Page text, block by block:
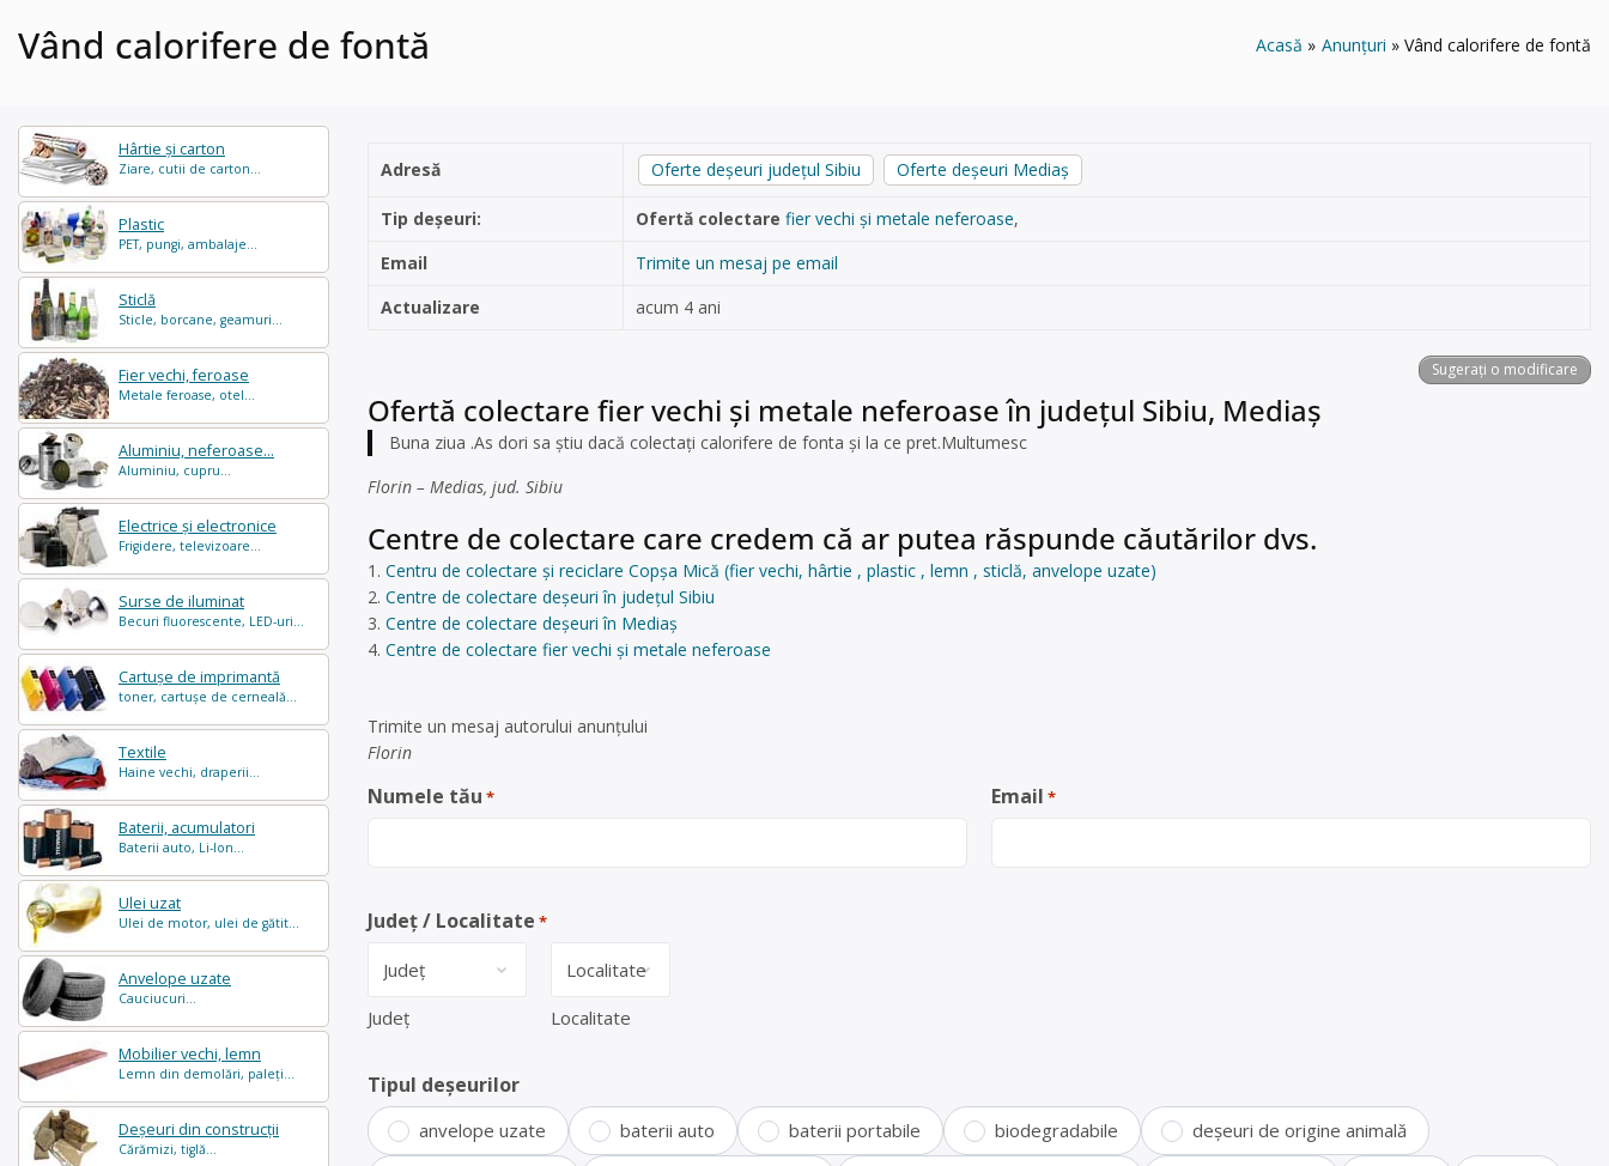
Vând calorifere de fontă Acasă Anunțuri Vând calorifere de fontă
Hârtie și carton
Ziare, cutii de carton...
Plastic
PET, pungi, ambalaje...
Sticlă
Sticle, borcane, geamuri...
Fier vechi, feroase
Metale feroase, otel...
Aluminiu, neferoase...
Aluminiu, cupru...
Electrice și electronice
Frigidere, televizoare...
Surse de iluminat
Becuri fluorescente, LED-uri...
Cartușe de imprimantă
toner, cartușe de cerneală...
Textile
Haine vechi, draperii...
Baterii, acumulatori
Baterii auto, Li-Ion...
Ulei uzat
Ulei de motor, ulei de gătit...
Anvelope uzate
Cauciucuri...
Mobilier vechi, lemn
Lemn din demolări, paleți...
Deșeuri din construcții
Cărămizi, tiglă...
Adresă Oferte deșeuri județul Sibiu Oferte deșeuri Mediaș
Tip deșeuri: Ofertă colectare fier vechi și metale neferoase,
Email
Trimite un mesaj pe email
Actualizare
acum 4 ani
Sugerați o modificare
Ofertă colectare fier vechi și metale neferoase în județul Sibiu, Mediaș
Buna ziua .As dori sa știu dacă colectați calorifere de fonta și la ce pret.Multumesc
Florin – Medias, jud. Sibiu
Centre de colectare care credem că ar putea răspunde căutărilor dvs.
Centru de colectare și reciclare Copșa Mică (fier vechi, hârtie , plastic , lemn , sticlă, anvelope uzate)
Centre de colectare deșeuri în județul Sibiu
Centre de colectare deșeuri în Mediaș
Centre de colectare fier vechi și metale neferoase
Trimite un mesaj autorului anunţului
Florin
Numele tău * Email *
Județ / Localitate *
Județ Localitate
Tipul deșeurilor
anvelope uzate baterii auto baterii portabile biodegradabile deșeuri de origine animală